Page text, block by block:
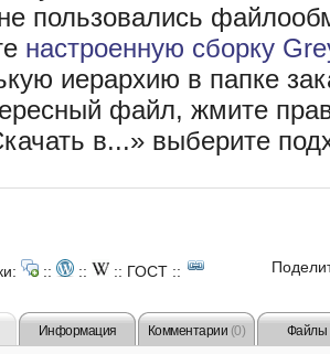
пользовались
настроенную сборку
иерархию в папке
файл, жмите
в...» выберите
:: :: :: ГОСТ ::
Информация Комментарии (0) Файлы